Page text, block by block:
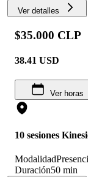
Ver detalles
$35.000 CLP
38.41 USD
Ver horas
10 sesiones
Modalidad
Duración50 min